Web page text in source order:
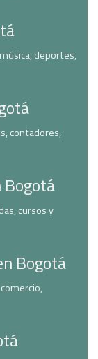
deportes,
contadores,
Bogotá
cursos y
Bogotá